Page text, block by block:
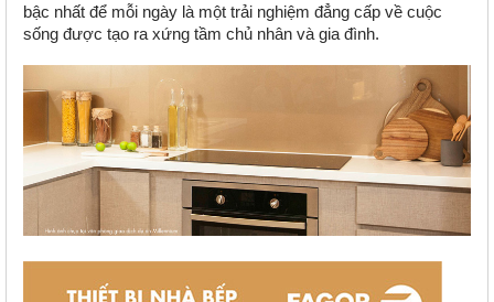
bậc nhất để mỗi ngày là một trải nghiệm đẳng cấp về cuộc
sống được tạo ra xứng tầm chủ nhân và gia đình.